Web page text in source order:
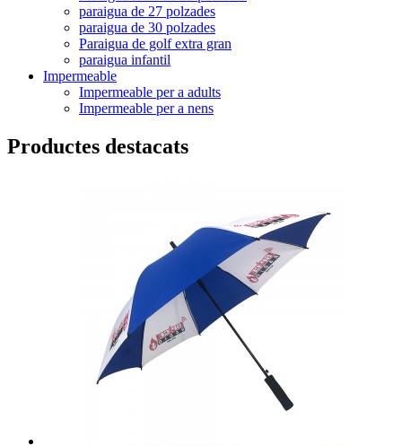
paraigua de 27 polzades
paraigua de 30 polzades
Paraigua de golf extra gran
paraigua infantil
Impermeable
Impermeable per a adults
Impermeable per a nens
Productes destacats